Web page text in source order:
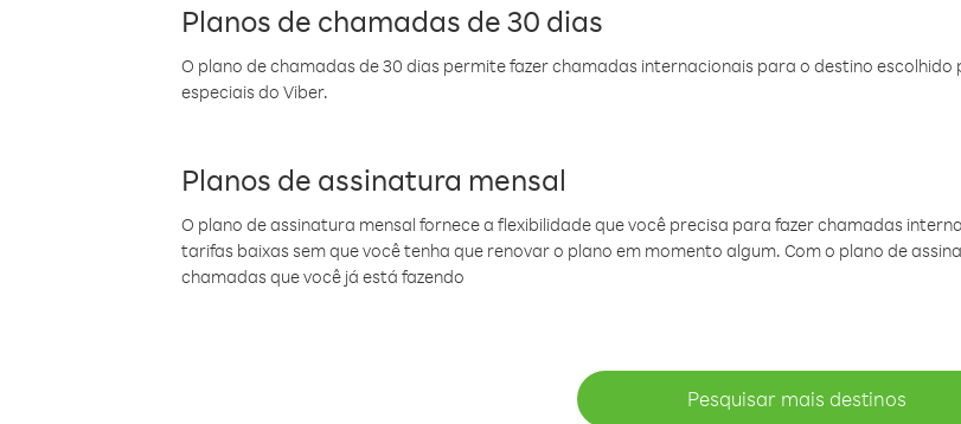
Planos de chamadas de 30 dias
O plano de chamadas de 30 dias permite fazer chamadas internacionais para o destino
especiais do Viber.
Planos de assinatura mensal
O plano de assinatura mensal fornece a flexibilidade que você precisa para fazer chamadas
tarifas baixas sem que você tenha que renovar o plano em momento algum. Com o plano de
chamadas que você já está fazendo
Pesquisar mais destinos